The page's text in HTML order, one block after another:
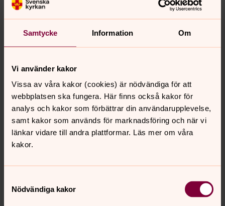
Samtycke Information Om
Vi använder kakor
Vissa av våra kakor (cookies) är nödvändiga för att
webbplatsen ska fungera. Här finns också kakor för
analys och kakor som förbättrar din användarupplevelse,
samt kakor som används för marknadsföring och när vi
länkar vidare till andra plattformar. Läs mer om våra
kakor.
Nödvändiga kakor
Alma Emilsson
E-post:alma.emilsson@svenskakyrkan.se
Församlingshemsvärd
Direkt: 0498-20 68 61
daniel.olsen@svenskakyrkan.se